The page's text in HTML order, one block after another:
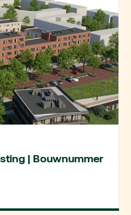
| Bouwnummer